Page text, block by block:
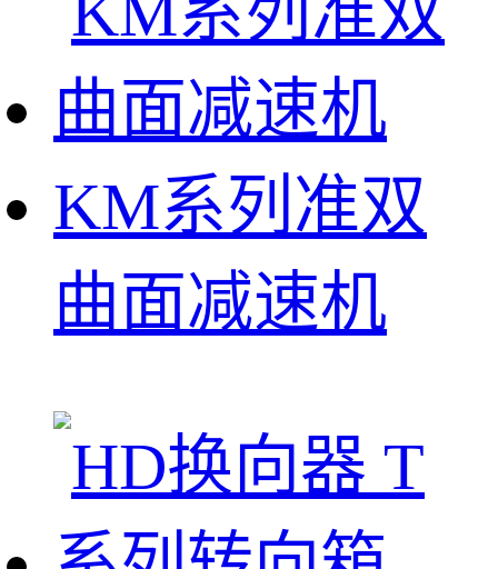
KM系列准双
曲面减速机